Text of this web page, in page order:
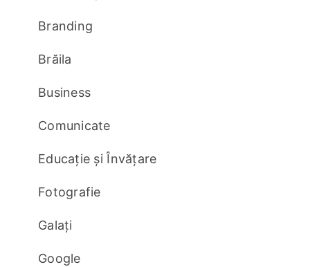
Branding
Brăila
Business
Comunicate
Educație și Învățare
Fotografie
Galați
Google